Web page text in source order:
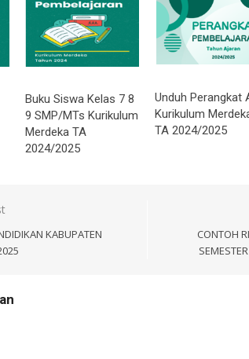
Buku Siswa Kelas 7 8
9 SMP/MTs Kurikulum
Merdeka TA
2024/2025
Unduh Perangkat
Kurikulum
TA 2024/2025
KABUPATEN
CONTOH